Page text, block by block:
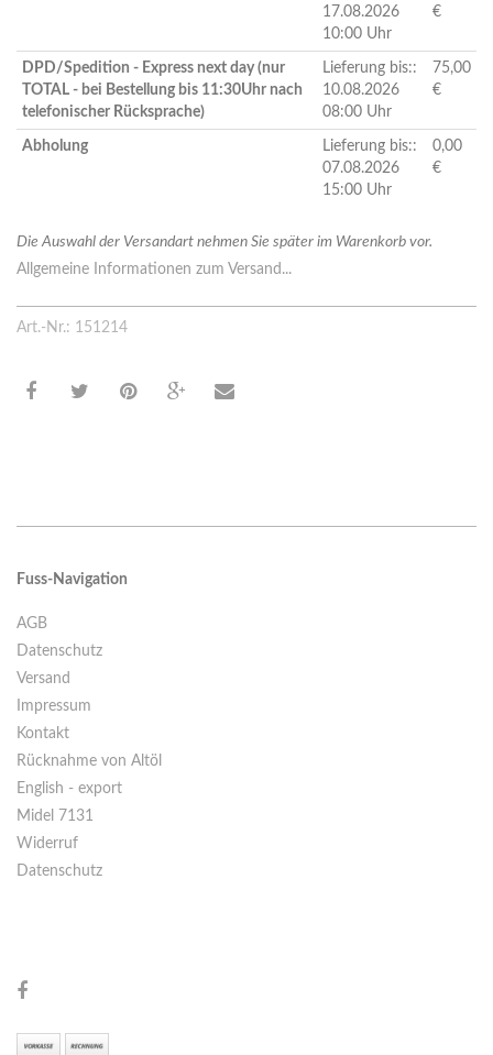
17.08.2026
10:00 Uhr
€
DPD/Spedition - Express next day (nur
TOTAL - bei Bestellung bis 11:30Uhr nach
telefonischer Rücksprache)
Lieferung bis::
10.08.2026
08:00 Uhr
75,00
€
Abholung
Lieferung bis::
07.08.2026
15:00 Uhr
0,00
€
Die Auswahl der Versandart nehmen Sie später im Warenkorb vor.
Allgemeine Informationen zum Versand...
Art.-Nr.: 151214
Fuss-Navigation
AGB
Datenschutz
Versand
Impressum
Kontakt
Rücknahme von Altöl
English - export
Midel 7131
Widerruf
Datenschutz